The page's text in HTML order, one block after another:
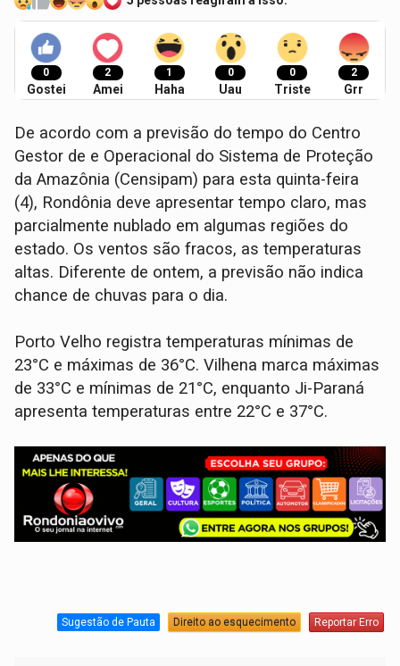
0
Gostei
2
Amei
1
Haha
0
Uau
0
Triste
2
Grr
De acordo com a previsão do tempo do Centro
Gestor de e Operacional do Sistema de Proteção
da Amazônia (Censipam) para esta quinta-feira
(4), Rondônia deve apresentar tempo claro, mas
parcialmente nublado em algumas regiões do
estado. Os ventos são fracos, as temperaturas
altas. Diferente de ontem, a previsão não indica
chance de chuvas para o dia.
Porto Velho registra temperaturas mínimas de
23°C e máximas de 36°C. Vilhena marca máximas
de 33°C e mínimas de 21°C, enquanto Ji-Paraná
apresenta temperaturas entre 22°C e 37°C.
Sugestão de Pauta Direito ao esquecimento Reportar Erro